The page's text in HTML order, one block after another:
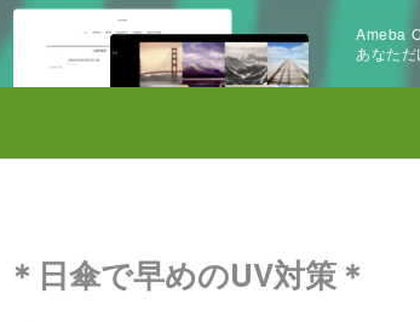
Ameba
あなた
＊日傘で早めのUV対策＊